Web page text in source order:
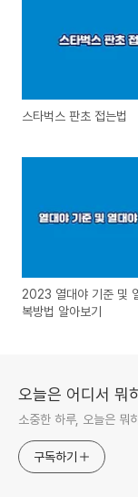
스타벅스 판초 접는법
2023 열대야 기준 및
복방법 알아보기
오늘은 어디서 뭐
소중한 하루, 오늘은 뭐
구독하기